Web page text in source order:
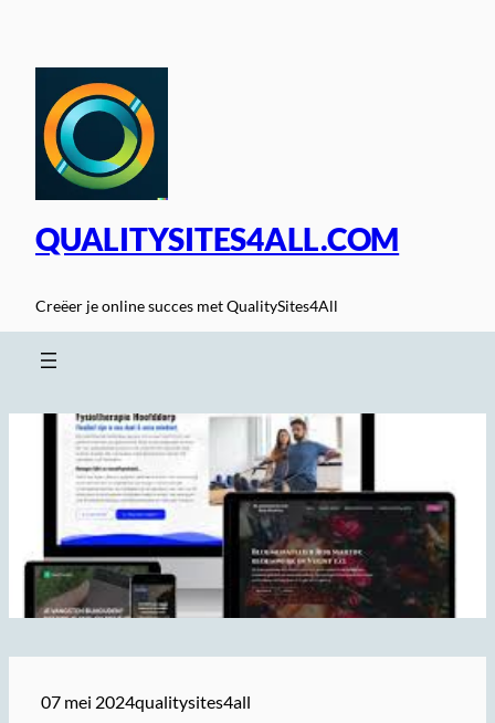
inhoud
QUALITYSITES4ALL.COM
Creëer je online succes met QualitySites4All
07 mei 2024qualitysites4all